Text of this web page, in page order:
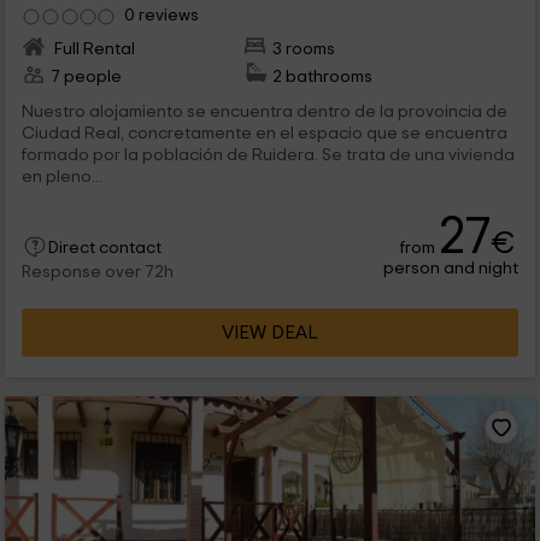
0 reviews
Full Rental
3 rooms
7 people
2 bathrooms
Nuestro alojamiento se encuentra dentro de la provoincia de
Ciudad Real, concretamente en el espacio que se encuentra
formado por la población de Ruidera. Se trata de una vivienda
en pleno...
Direct contact
Response over 72h
from 27€
person and night
VIEW DEAL